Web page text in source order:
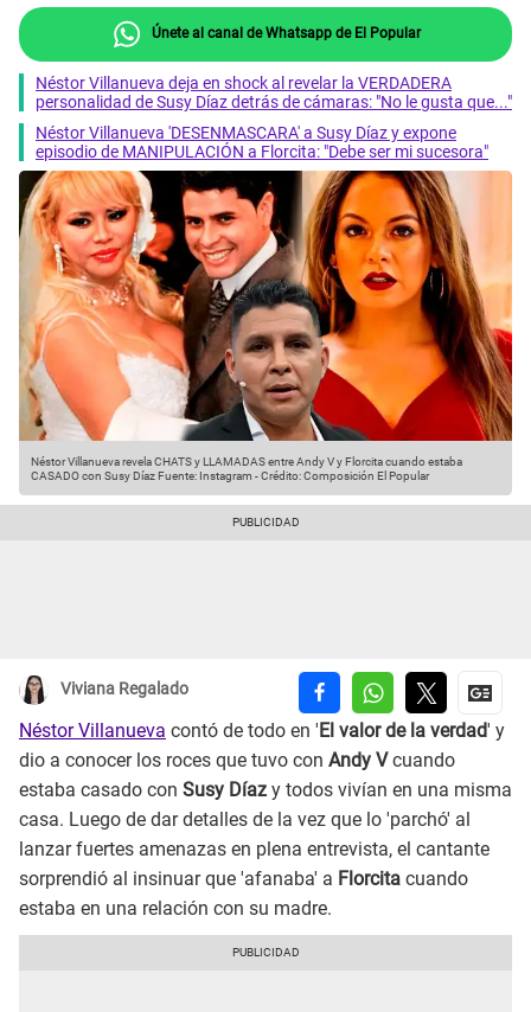
Únete al canal de Whatsapp de El Popular
Néstor Villanueva deja en shock al revelar la VERDADERA
personalidad de Susy Díaz detrás de cámaras: "No le gusta que..."
Néstor Villanueva 'DESENMASCARA' a Susy Díaz y expone
episodio de MANIPULACIÓN a Florcita: "Debe ser mi sucesora"
Néstor Villanueva revela CHATS y LLAMADAS entre Andy V y Florcita cuando estaba
CASADO con Susy DíazFuente: Instagram -Crédito: Composición El Popular
Viviana Regalado
Néstor Villanueva contó de todo en ' El valor de la verdad' y
dio a conocer los roces que tuvo con Andy Vcuando
estaba casado con Susy Díaz y todos vivían en una misma
casa. Luego de dar detalles de la vez que lo 'parchó' al
lanzar fuertes amenazas en plena entrevista, el cantante
sorprendió al insinuar que 'afanaba' a Florcita cuando
estaba en una relación con su madre.